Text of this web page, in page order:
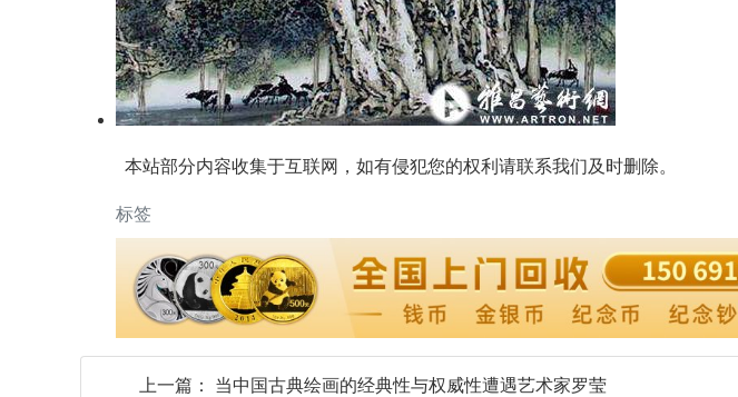
本站部分内容收集于互联网，如有侵犯您的权利请联系我们及时删除。
标签
上一篇： 当中国古典绘画的经典性与权威性遭遇艺术家罗莹